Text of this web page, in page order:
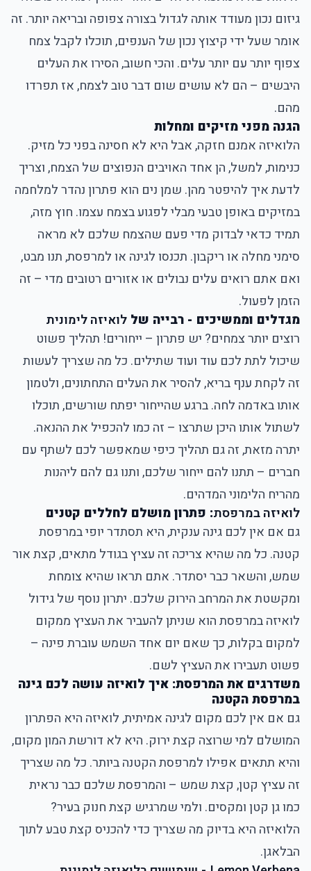
גיזום נכון מעודד אותה לגדול בצורה צפופה ובריאה יותר. זה
אומר שעל ידי קיצוץ נכון של הענפים, תוכלו לקבל צמח
צפוף יותר עם יותר עלים. והכי חשוב, הסירו את העלים
היבשים – הם לא עושים שום דבר טוב לצמח, אז תפרדו
מהם.
הגנה מפני מזיקים ומחלות
הלואיזה אמנם חזקה, אבל היא לא חסינה בפני כל מזיק.
כנימות, למשל, הן אחד האויבים הנפוצים של הצמח, וצריך
לדעת איך להיפטר מהן. שמן נים הוא פתרון נהדר למלחמה
במזיקים באופן טבעי מבלי לפגוע בצמח עצמו. חוץ מזה,
תמיד כדאי לבדוק מדי פעם שהצמח שלכם לא מראה
סימני מחלה או ריקבון. תכנסו לגינה או למרפסת, תנו מבט,
ואם אתם רואים עלים נבולים או אזורים רטובים מדי – זה
הזמן לפעול.
מגדלים וממשיכים - רבייה של לואיזה לימונית
רוצים יותר צמחים? יש פתרון – ייחורים! תהליך פשוט
שיכול לתת לכם עוד ועוד שתילים. כל מה שצריך לעשות
זה לקחת ענף בריא, להסיר את העלים התחתונים, ולטמון
אותו באדמה לחה. ברגע שהייחור יפתח שורשים, תוכלו
לשתול אותו היכן שתרצו – זה כמו להכפיל את ההנאה.
יתרה מזאת, זה גם תהליך כיפי שמאפשר לכם לשתף עם
חברים – תתנו להם ייחור שלכם, ותנו גם להם ליהנות
מהריח הלימוני המדהים.
לואיזה במרפסת: פתרון מושלם לחללים קטנים
גם אם אין לכם גינה ענקית, היא תסתדר יופי במרפסת
קטנה. כל מה שהיא צריכה זה עציץ בגודל מתאים, קצת אור
שמש, והשאר כבר יסתדר. אתם תראו שהיא צומחת
ומקשטת את המרחב הירוק שלכם. יתרון נוסף של גידול
לואיזה במרפסת הוא שניתן להעביר את העציץ ממקום
למקום בקלות, כך שאם יום אחד השמש עוברת פינה –
פשוט תעבירו את העציץ לשם.
משדרגים את המרפסת: איך לואיזה עושה לכם גינה
במרפסת הקטנה
גם אם אין לכם מקום לגינה אמיתית, לואיזה היא הפתרון
המושלם למי שרוצה קצת ירוק. היא לא דורשת המון מקום,
והיא תתאים אפילו למרפסת הקטנה ביותר. כל מה שצריך
זה עציץ קטן, קצת שמש – והמרפסת שלכם כבר נראית
כמו גן קטן ומקסים. ולמי שמרגיש קצת חנוק בעיר?
הלואיזה היא בדיוק מה שצריך כדי להכניס קצת טבע לתוך
הבלאגן.